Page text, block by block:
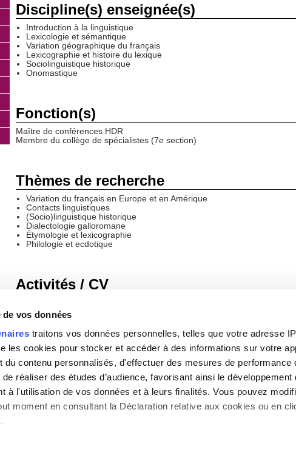
vos données
traitons vos données personnelles, telles que votre adresse
les cookies pour stocker et accéder à des informations sur votre
du contenu personnalisés, d'effectuer des mesures de performance
réaliser des études d’audience, favorisant ainsi le développement
à l'utilisation de vos données et à leurs finalités. Vous pouvez
moment en consultant la Déclaration relative aux cookies ou en
sur votre localisation géographique qui peuvent être
Discipline(s) enseignée(s)
Introduction à la linguistique
Lexicologie et sémantique
Variation géographique du français
Lexicographie et histoire du lexique
Sociolinguistique historique
Onomastique
Fonction(s)
Maître de conférences HDR
Membre du collège de spécialistes (7e section)
Thèmes de recherche
Variation du français en Europe et en Amérique
Contacts linguistiques
(Socio)linguistique historique
Dialectologie galloromane
Étymologie et lexicographie
Philologie et ecdotique
Activités / CV
IdHAL :myriam-bergeron-maguire
ORCID iD :orcid.org/0000-0003-0014-9297
ANR MACINTOSH Missing hAlf the picture: ClassIcal NoT sO claSsical
lettresoutremer.huma-num.fr/